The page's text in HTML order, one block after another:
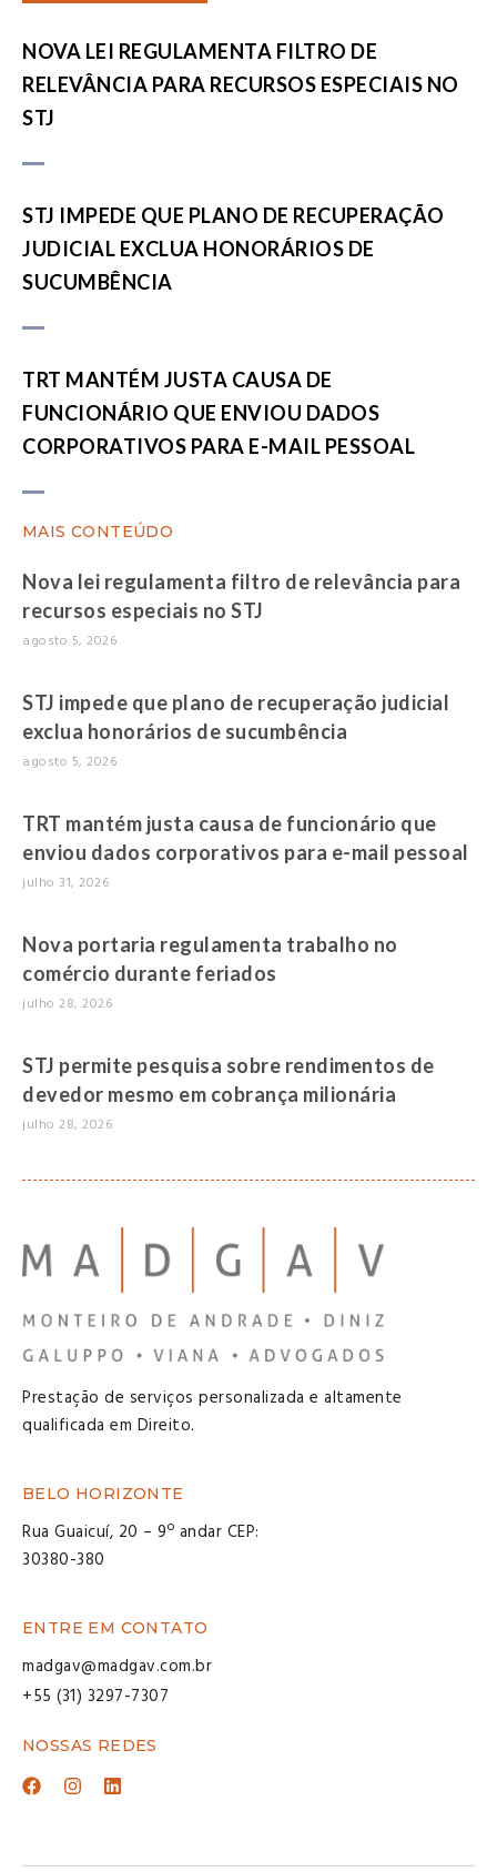
NOVA LEI REGULAMENTA FILTRO DE
RELEVÂNCIA PARA RECURSOS ESPECIAIS NO
STJ
STJ IMPEDE QUE PLANO DE RECUPERAÇÃO
JUDICIAL EXCLUA HONORÁRIOS DE
SUCUMBÊNCIA
TRT MANTÉM JUSTA CAUSA DE
FUNCIONÁRIO QUE ENVIOU DADOS
CORPORATIVOS PARA E-MAIL PESSOAL
MAIS CONTEÚDO
Nova lei regulamenta filtro de relevância para
recursos especiais no STJ
agosto 5, 2026
STJ impede que plano de recuperação judicial
exclua honorários de sucumbência
agosto 5, 2026
TRT mantém justa causa de funcionário que
enviou dados corporativos para e-mail pessoal
julho 31, 2026
Nova portaria regulamenta trabalho no
comércio durante feriados
julho 28, 2026
STJ permite pesquisa sobre rendimentos de
devedor mesmo em cobrança milionária
julho 28, 2026
Prestação de serviços personalizada e altamente
qualificada em Direito.
BELO HORIZONTE
Rua Guaicuí, 20 – 9º andar CEP:
30380-380
ENTRE EM CONTATO
madgav@madgav.com.br
+55 (31) 3297-7307
NOSSAS REDES